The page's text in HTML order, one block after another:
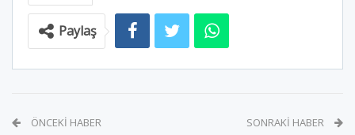
Paylaş
ÖNCEKI HABER SONRAKI HABER